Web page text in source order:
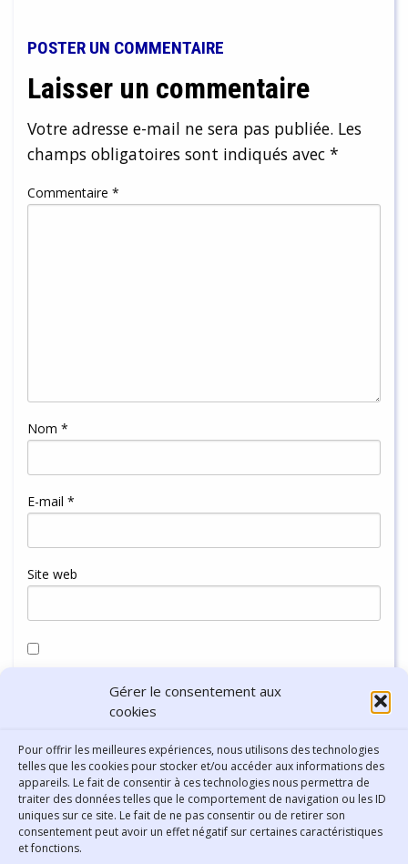
Gérer le consentement aux
cookies
Pour offrir les meilleures expériences, nous utilisons des technologies
telles que les cookies pour stocker et/ou accéder aux informations des
appareils. Le fait de consentir à ces technologies nous permettra de
traiter des données telles que le comportement de navigation ou les ID
uniques sur ce site. Le fait de ne pas consentir ou de retirer son
consentement peut avoir un effet négatif sur certaines caractéristiques
et fonctions.
POSTER UN COMMENTAIRE
Laisser un commentaire
Votre adresse e-mail ne sera pas publiée. Les
champs obligatoires sont indiqués avec *
Commentaire *
Nom *
E-mail *
Site web
navigateur pour mon prochain commentaire.